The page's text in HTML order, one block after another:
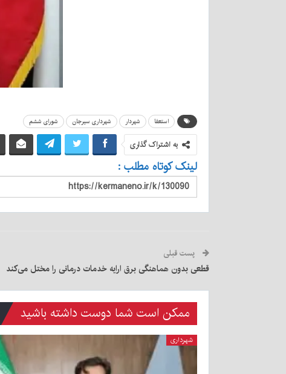
استعفا شهردار شهرداری سیرجان شورای ششم
به اشتراک گذاری
لینک کوتاه مطلب :
پست قبلی
قطعی بدون هماهنگی برق ارایه خدمات درمانی را مختل می‌کند
ممکن است شما دوست داشته باشید
شهرداری